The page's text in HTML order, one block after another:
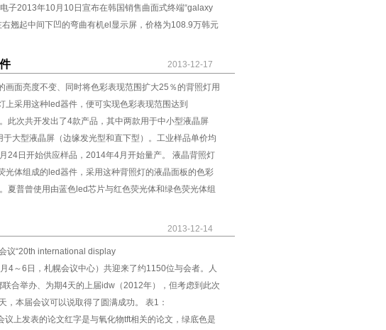
子2013年10月10日宣布在韩国销售曲面式终端“galaxy
翘起中间下凹的弯曲有机el显示屏，价格为108.9万韩元
2013-12-17
画面亮度不变、同时将色彩表现范围扩大25％的背照灯用
上采用这种led器件，便可实现色彩表现范围达到
此次共开发出了4款产品，其中两款用于中小型液晶屏
于大型液晶屏（边缘发光型和直下型）。工业样品单价均
24日开始供应样品，2014年4月开始量产。 液晶背照灯
光体组成的led器件，采用这种背照灯的液晶面板的色彩
夏普曾使用由蓝色led芯片与红色荧光体和绿色荧光体组
2013-12-14
议“20th international display
4～6日，札幌会议中心）共迎来了约1150位与会者。人
合举办、为期4天的上届idw（2012年），但考虑到此次
，本届会议可以说取得了圆满成功。 表1：
议上发表的论文红字是与氧化物tft相关的论文，绿底色是